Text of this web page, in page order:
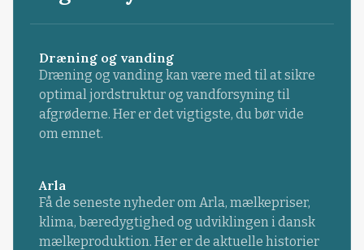
Dræning og vanding
Dræning og vanding kan være med til at sikre
optimal jordstruktur og vandforsyning til
afgrøderne. Her er det vigtigste, du bør vide
om emnet.
Arla
Få de seneste nyheder om Arla, mælkepriser,
klima, bæredygtighed og udviklingen i dansk
mælkeproduktion. Her er de aktuelle historier